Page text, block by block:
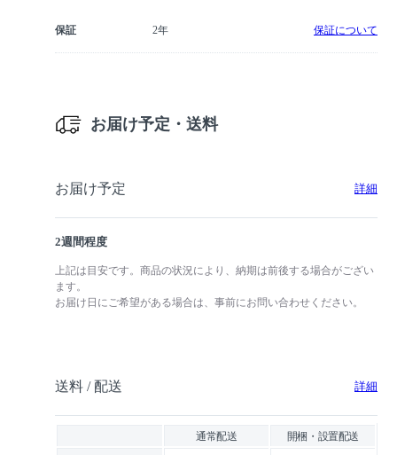
保証 2年 保証について
お届け予定・送料
お届け予定 詳細
2週間程度
上記は目安です。商品の状況により、納期は前後する場合がござい
ます。
お届け日にご希望がある場合は、事前にお問い合わせください。
送料 / 配送 詳細
通常配送 開梱・設置配送